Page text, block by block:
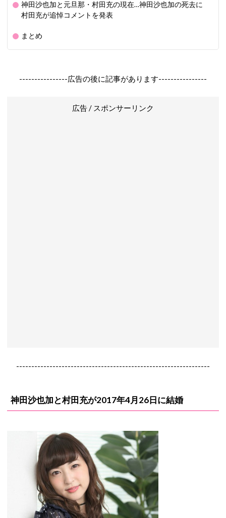
神田沙也加と元旦那・村田充の現在…神田沙也加の死去に
村田充が追悼コメントを発表
まとめ
----------------広告の後に記事があります----------------
広告 / スポンサーリンク
----------------------------------------------------------------
神田沙也加と村田充が2017年4月26日に結婚